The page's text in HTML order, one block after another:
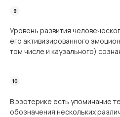
Уровень развития
его активизированного
том числе и каузального)
В эзотерике есть упоминание
обозначения нескольких